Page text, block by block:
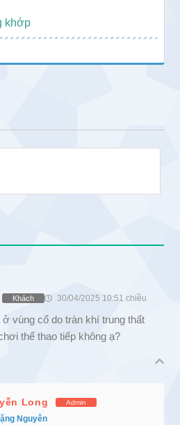
khớp
Khách 30/04/2025 10:51 chiều
vùng cổ do tràn khí trung thất
thể thao tiếp không ạ?
Long Admin
Nguyên